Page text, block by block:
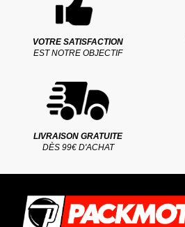
VOTRE SATISFACTION
EST NOTRE OBJECTIF
LIVRAISON GRATUITE
DÈS 99€ D'ACHAT